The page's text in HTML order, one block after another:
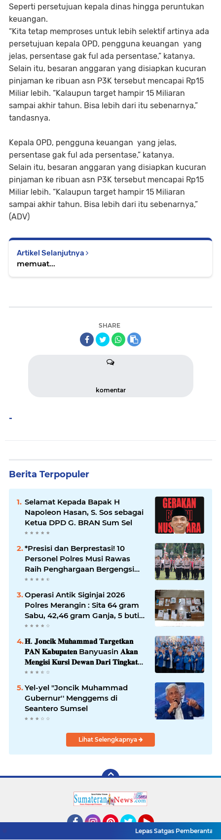
Seperti persetujuan kepala dinas hingga peruntukan
keuangan.
“Kita tetap memproses untuk lebih selektif artinya ada
persetujuan kepala OPD, pengguna keuangan yang
jelas, persentase gak ful ada persentase,” katanya.
Selain itu, besaran anggaran yang disiapkan kucuran
pinjaman ke ribuan asn P3K tersebut mencapai Rp15
Miliar lebih. “Kalaupun target hampir 15 Miliaran
sampai akhir tahun. Bisa lebih dari itu sebenarnya,”
tandasnya.
Kepala OPD, pengguna keuangan yang jelas,
persentase gak ful ada persentase,” katanya.
Selain itu, besaran anggaran yang disiapkan kucuran
pinjaman ke ribuan asn P3K tersebut mencapai Rp15
Miliar lebih. “Kalaupun target hampir 15 Miliaran
sampai akhir tahun. Bisa lebih dari itu sebenarnya,”
(ADV)
Artikel Selanjutnya
memuat...
SHARE
komentar
-
Berita Terpopuler
Selamat Kepada Bapak H
Napoleon Hasan, S. Sos sebagai
Ketua DPD G. BRAN Sum Sel
*Presisi dan Berprestasi! 10
Personel Polres Musi Rawas
Raih Penghargaan Bergengsi
dari Kapolda Sumsel*
Operasi Antik Siginjai 2026
Polres Merangin : Sita 64 gram
Sabu, 42,46 gram Ganja, 5 butir
extasi, dan Amankan 21 Orang
Tersangka
𝐇. 𝐉𝐨𝐧𝐜𝐢𝐤 𝐌𝐮𝐡𝐚𝐦𝐦𝐚𝐝 𝐓𝐚𝐫𝐠𝐞𝐭𝐤𝐚𝐧
𝐏𝐀𝐍 𝐊𝐚𝐛𝐮𝐩𝐚𝐭𝐞𝐧 Banyuasin 𝐀𝐤𝐚𝐧
𝐌𝐞𝐧𝐠𝐢𝐬𝐢 𝐊𝐮𝐫𝐬𝐢 𝐃𝐞𝐰𝐚𝐧 𝐃𝐚𝐫𝐢 𝐓𝐢𝐧𝐠𝐤𝐚𝐭
𝐃𝐏𝐑 𝐃𝐚𝐞𝐫𝐚𝐡 𝐇𝐢𝐧𝐠𝐠𝐚 𝐃𝐏𝐑-𝐑𝐈
Yel-yel "Joncik Muhammad
Gubernur'' Menggems di
Seantero Sumsel
Lihat Selengkapnya
TwitterYouTube
Lepas Satgas